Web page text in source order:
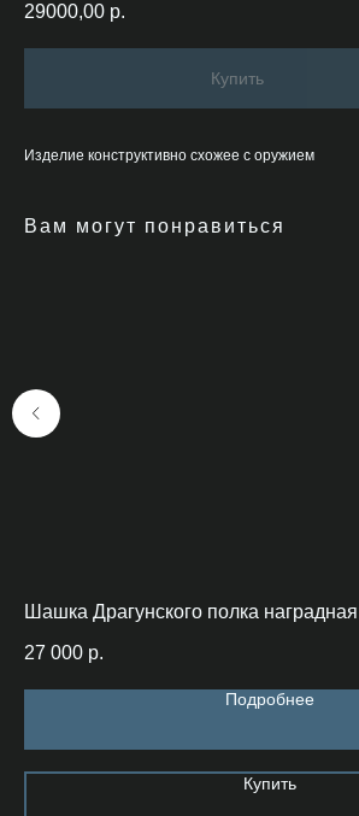
29000,00 р.
Купить
Изделие конструктивно схожее с оружием
Вам могут понравиться
Шашка Драгунского полка наградная
27 000 р.
Подробнее
Купить